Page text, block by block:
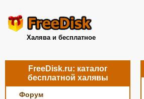
Халява и бесплатное
FreeDisk.ru: каталог
бесплатной халявы
Форум